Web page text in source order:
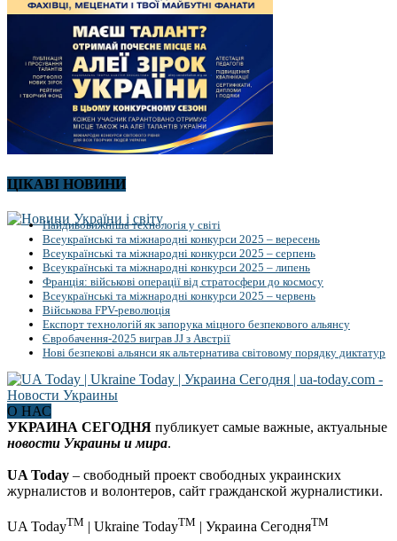
ЦІКАВІ НОВИНИ
Найдивовижніша технологія у світі
Всеукраїнські та міжнародні конкурси 2025 – вересень
Всеукраїнські та міжнародні конкурси 2025 – серпень
Всеукраїнські та міжнародні конкурси 2025 – липень
Франція: військові операції від стратосфери до космосу
Всеукраїнські та міжнародні конкурси 2025 – червень
Військова FPV-революція
Експорт технологій як запорука міцного безпекового альянсу
Євробачення-2025 виграв JJ з Австрії
Нові безпекові альянси як альтернатива світовому порядку диктатур
О НАС
УКРАИНА СЕГОДНЯ публикует самые важные, актуальные
новости Украины и мира.
UA Today – свободный проект свободных украинских
журналистов и волонтеров, сайт гражданской журналистики.
UA TodayTM | Ukraine TodayTM | Украина СегодняTM